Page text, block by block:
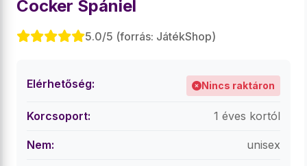
Cocker Spániel
5.0/5 (forrás: JátékShop)
Elérhetőség: Nincs raktáron
Korcsoport: 1 éves kortól
Nem: unisex